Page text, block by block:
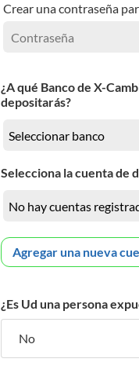
Crear una contraseña
¿A qué Banco de X-
depositarás?
Selecciona la cuenta de
Agregar una nueva
¿Es Ud una persona